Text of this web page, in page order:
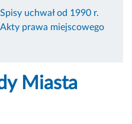
Spisy uchwał od 1990 r.
Akty prawa miejscowego
Miasta